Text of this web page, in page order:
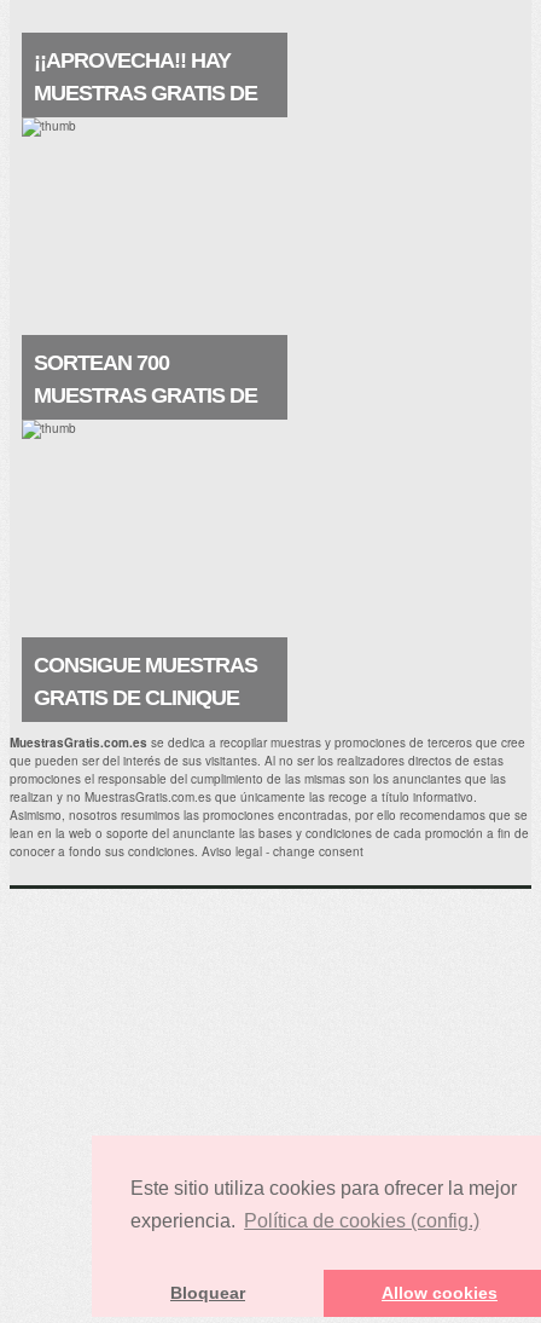
Este sitio utiliza cookies para ofrecer la mejor
experiencia.
Política de cookies (config.)
Bloquear Allow cookies
¡¡APROVECHA!! HAY
MUESTRAS GRATIS DE
LA PRAIRIE
SORTEAN 700
MUESTRAS GRATIS DE
SKINCEUTICALS
CONSIGUE MUESTRAS
GRATIS DE CLINIQUE
Ahora puedes hacerte con una muestra
gratuita de Surge 72 ¡¡Me encantará
conseguir esta muestra de un producto
CLINIQUE Antiage estupendo!! . Muestras
Gratis Relacionadas: Prueba.
MuestrasGratis.com.es se dedica a recopilar muestras y promociones de terceros que cree
que pueden ser del interés de sus visitantes. Al no ser los realizadores directos de estas
promociones el responsable del cumplimiento de las mismas son los anunciantes que las
realizan y no MuestrasGratis.com.es que únicamente las recoge a título informativo.
Asimismo, nosotros resumimos las promociones encontradas, por ello recomendamos que se
lean en la web o soporte del anunciante las bases y condiciones de cada promoción a fin de
conocer a fondo sus condiciones. Aviso legal - change consent